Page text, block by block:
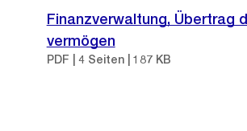
Finanzverwaltung, Übertrag
vermögen
PDF | 4 Seiten | 187 KB